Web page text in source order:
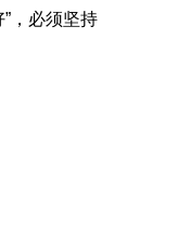
，必须坚持